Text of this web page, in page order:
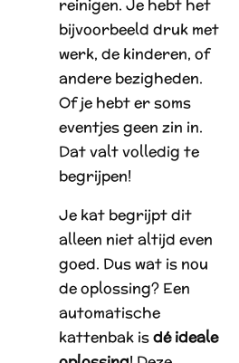
reinigen. Je hebt het
bijvoorbeeld druk met
werk, de kinderen, of
andere bezigheden.
Of je hebt er soms
eventjes geen zin in.
Dat valt volledig te
begrijpen!
Je kat begrijpt dit
alleen niet altijd even
goed. Dus wat is nou
de oplossing? Een
automatische
kattenbak isdé ideale